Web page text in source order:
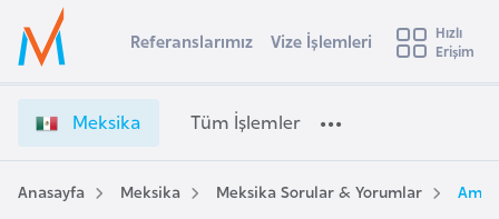
Ülke Seçimi
Başvuru yapmak istediğiniz ülkeyi seçin
Üye
Girişi
e
s
i
k
e
t
Referanslarımız Vize İşlemleri
Hızlı
Erişim
Meksika Tüm İşlemler
Anasayfa Meksika Meksika Sorular & Yorumlar
s
t
r
a